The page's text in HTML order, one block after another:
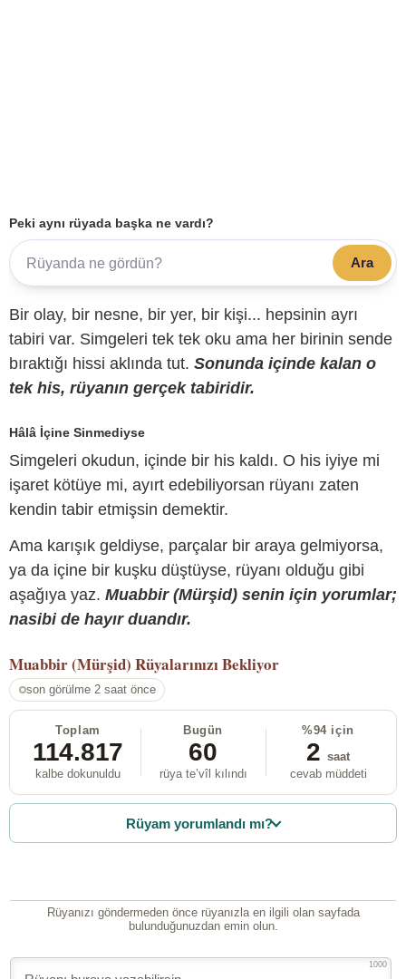
Peki aynı rüyada başka ne vardı?
Ara
Bir olay, bir nesne, bir yer, bir kişi... hepsinin ayrı
tabiri var. Simgeleri tek tek oku ama her birinin sende
bıraktığı hissi aklında tut. Sonunda içinde kalan o
tek his, rüyanın gerçek tabiridir.
Hâlâ İçine Sinmediyse
Simgeleri okudun, içinde bir his kaldı. O his iyiye mi
işaret kötüye mi, ayırt edebiliyorsan rüyanı zaten
kendin tabir etmişsin demektir.
Ama karışık geldiyse, parçalar bir araya gelmiyorsa,
ya da içine bir kuşku düştüyse, rüyanı olduğu gibi
aşağıya yaz. Muabbir (Mürşid) senin için yorumlar;
nasibi de hayır duandır.
Muabbir (Mürşid) Rüyalarınızı Bekliyor
son görülme 2 saat önce
Toplam
114.817
kalbe dokunuldu
Bugün
60
rüya te’vîl kılındı
%94 için
2 saat
cevab müddeti
Rüyam yorumlandı mı?
Rüyanızı göndermeden önce rüyanızla en ilgili olan sayfada
bulunduğunuzdan emin olun.
1000